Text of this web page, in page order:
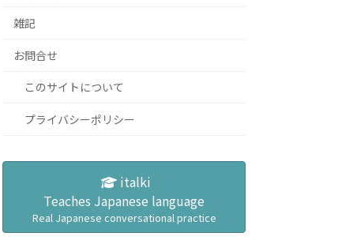
雑記
お問合せ
このサイトについて
プライバシーポリシー
italki
Teaches Japanese language
Real Japanese conversational practice